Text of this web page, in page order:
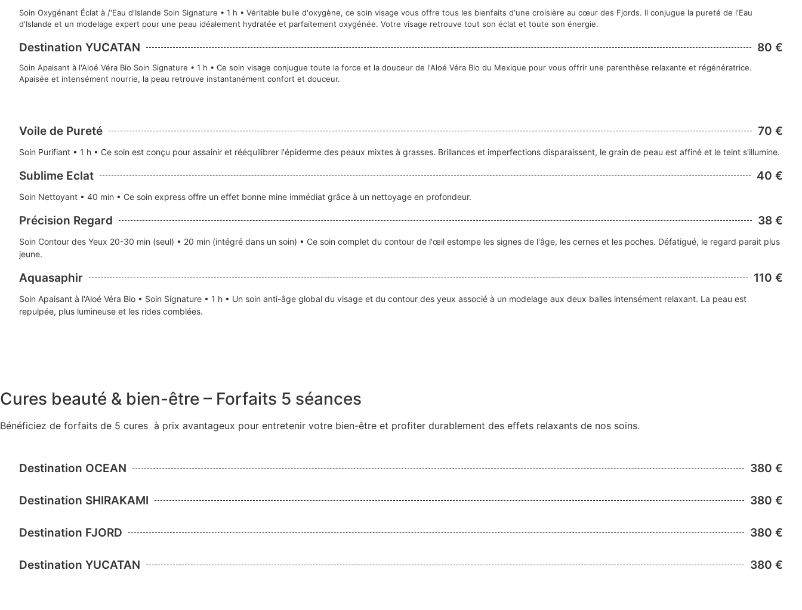
Soin Oxygénant Éclat à /'Eau d'Islande Soin Signature • 1 h • Véritable bulle d'oxygène, ce soin visage vous offre tous les bienfaits d'une croisière au cœur des Fjords. Il conjugue la pureté de l'Eau
d'Islande et un modelage expert pour une peau idéalement hydratée et parfaitement oxygénée. Votre visage retrouve tout son éclat et toute son énergie.
Destination YUCATAN 80 €
Soin Apaisant à l'Aloé Véra Bio Soin Signature • 1 h • Ce soin visage conjugue toute la force et la douceur de l'Aloé Véra Bio du Mexique pour vous offrir une parenthèse relaxante et régénératrice.
Apaisée et intensément nourrie, la peau retrouve instantanément confort et douceur.
Voile de Pureté 70 €
Soin Purifiant • 1 h • Ce soin est conçu pour assainir et rééquilibrer l'épiderme des peaux mixtes à grasses. Brillances et imperfections disparaissent, le grain de peau est affiné et le teint s'illumine.
Sublime Eclat 40 €
Soin Nettoyant • 40 min • Ce soin express offre un effet bonne mine immédiat grâce à un nettoyage en profondeur.
Précision Regard 38 €
Soin Contour des Yeux 20-30 min (seul) • 20 min (intégré dans un soin) • Ce soin complet du contour de l'œil estompe les signes de l'âge, les cernes et les poches. Défatigué, le regard parait plus
jeune.
Aquasaphir 110 €
Soin Apaisant à l'Aloé Véra Bio • Soin Signature • 1 h • Un soin anti-âge global du visage et du contour des yeux associé à un modelage aux deux balles intensément relaxant. La peau est
repulpée, plus lumineuse et les rides comblées.
Cures beauté & bien-être – Forfaits 5 séances
Bénéficiez de forfaits de 5 cures à prix avantageux pour entretenir votre bien-être et profiter durablement des effets relaxants de nos soins.
Destination OCEAN 380 €
Destination SHIRAKAMI 380 €
Destination FJORD 380 €
Destination YUCATAN 380 €